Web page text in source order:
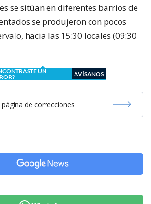
se sitúan en diferentes barrios de
se produjeron con pocos
hacia las 15:30 locales (09:30
UN
AVÍSANOS
de correcciones